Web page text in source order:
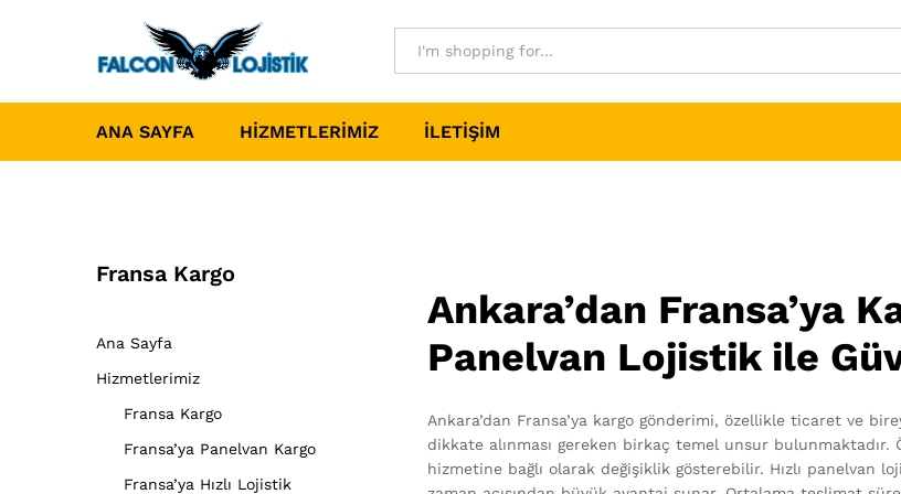
ANA SAYFA HIZMETLERIMIZ İLETIŞIM
Ankara’dan Fransa’ya
Panelvan Lojistik ile
Ankara’dan Fransa’ya kargo gönderimi, özellikle ticaret ve
dikkate alınması gereken birkaç temel unsur
hizmetine bağlı olarak değişiklik gösterebilir. Hızlı panelvan
Fransa Kargo
Ana Sayfa
Hizmetlerimiz
Fransa Kargo
Fransa’ya Panelvan Kargo
Fransa’ya Hızlı Lojistik